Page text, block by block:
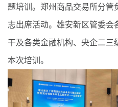
题培训。郑州商品交易所分管
志出席活动。雄安新区管委
干及各类金融机构、央企二三
本次培训。